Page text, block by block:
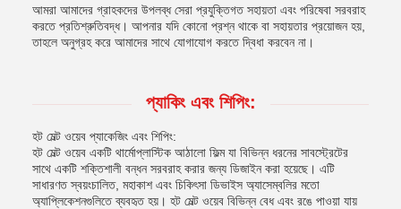
আমরা আমাদের গ্রাহকদের উপলব্ধ সেরা প্রযুক্তিগত সহায়তা এবং পরিষেবা সরবরাহ
করতে প্রতিশ্রুতিবদ্ধ। আপনার যদি কোনো প্রশ্ন থাকে বা সহায়তার প্রয়োজন হয়,
তাহলে অনুগ্রহ করে আমাদের সাথে যোগাযোগ করতে দ্বিধা করবেন না।
প্যাকিং এবং শিপিং:
হট মেল্ট ওয়েব প্যাকেজিং এবং শিপিং:
হট মেল্ট ওয়েব একটি থার্মোপ্লাস্টিক আঠালো ফিল্ম যা বিভিন্ন ধরনের সাবস্ট্রেটের
সাথে একটি শক্তিশালী বন্ধন সরবরাহ করার জন্য ডিজাইন করা হয়েছে। এটি
সাধারণত স্বয়ংচালিত, মহাকাশ এবং চিকিৎসা ডিভাইস অ্যাসেম্বলির মতো
অ্যাপ্লিকেশনগুলিতে ব্যবহৃত হয়। হট মেল্ট ওয়েব বিভিন্ন বেধ এবং রঙে পাওয়া যায়